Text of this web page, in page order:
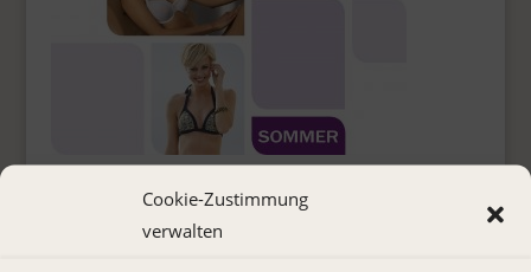
Cookie-Zustimmung
verwalten
ELASTIC MIEDER